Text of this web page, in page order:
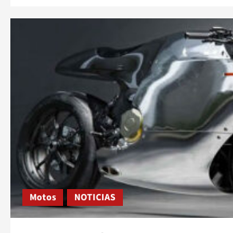
Motos NOTICIAS